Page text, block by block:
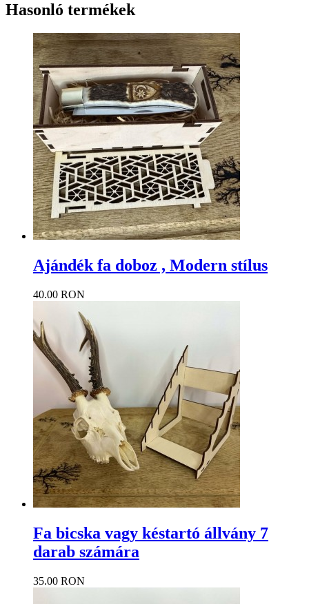
Hasonló termékek
Ajándék fa doboz , Modern stílus
40.00 RON
Fa bicska vagy késtartó állvány 7
darab számára
35.00 RON